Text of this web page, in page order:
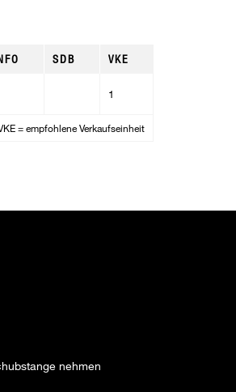
SDB VKE
1
= empfohlene Verkaufseinheit
nehmen